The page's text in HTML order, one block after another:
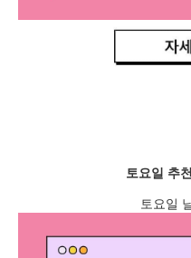
토요일 추
토요일